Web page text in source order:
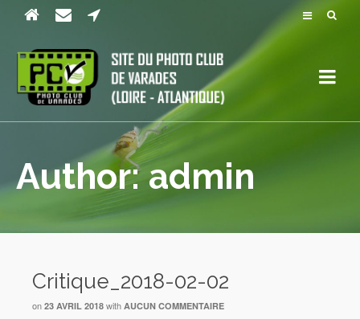
Author: admin
Critique_2018-02-02
on 23 AVRIL 2018 with AUCUN COMMENTAIRE